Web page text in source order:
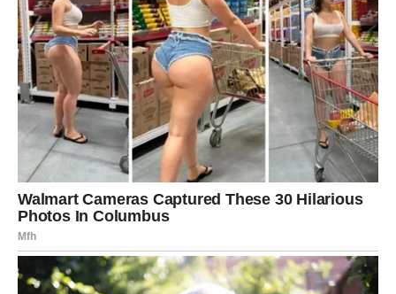
period tokom kojeg biste mogli upoznati osobu koja će
potpuno promijeniti vaš pogled na ljubav.
Jedan susret ili neočekivana poruka mogli bi probuditi
osjećanja kakva dugo niste imali. Blizanci koji su u vezi
konačno će osjetiti više pažnje, razumijevanja i podrške
od partnera.
Problemi koji su vas ranije opterećivali polako ostaju iza
vas.
Sudbina vam šalje osobu koja će